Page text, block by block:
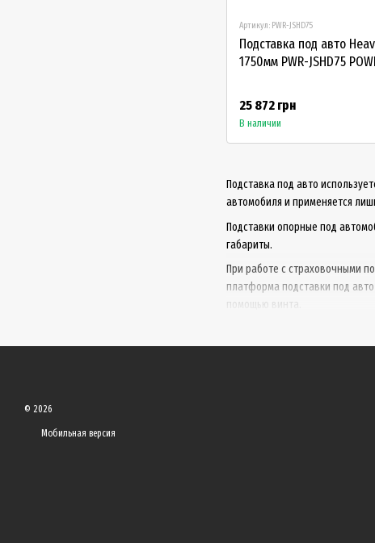
Подставка под авто
автомобиля и применяется
Подставки опорные под
габариты.
При работе с страховочными
платформа подставки под
помощью винта.
Артикул: PWR-JSHD75
Подставка под авто
1750мм PWR-JSHD75
25 872 грн
В наличии
© 2026
Мобильная версия